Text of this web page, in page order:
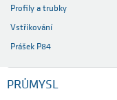
Profily a trubky
Vstřikování
Prášek P84
PRŮMYSL